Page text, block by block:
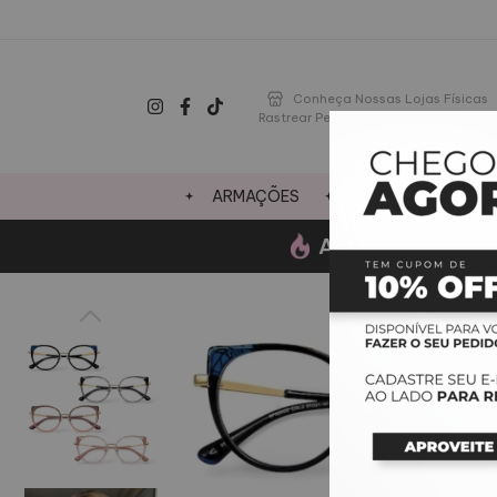
Conheça Nossas Lojas Físicas
Rastrear Pedido
ARMAÇÕES LENTES
AGOSTO-Ganhe